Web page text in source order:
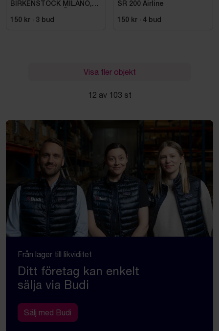
BIRKENSTOCK MILANO,
SVART. STL 42
150 kr · 3 bud
SR 200 Airline
150 kr · 4 bud
Visa fler objekt
12 av 103 st
Från lager till likviditet
Ditt företag kan enkelt
sälja via Budi
Sälj med Budi